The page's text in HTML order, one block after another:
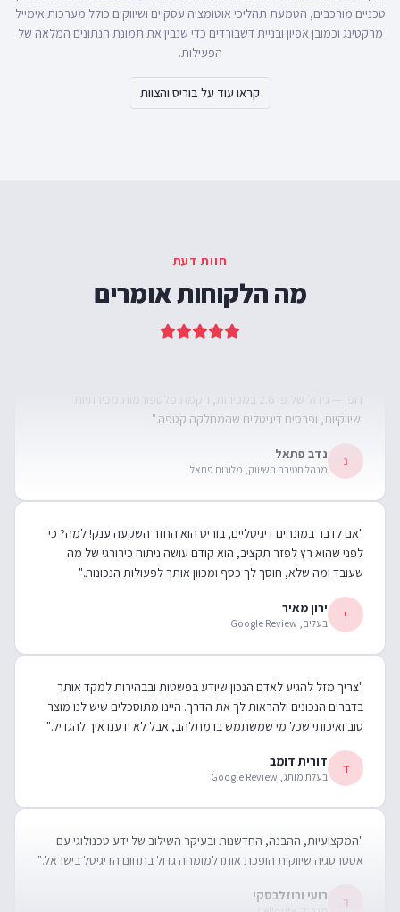
טכניים מורכבים, הטמעת תהליכי אוטומציה עסקיים ושיווקים כולל מערכות אימייל
מרקטינג וכמובן אפיון ובניית דשבורדים כדי שנבין את תמונת הנתונים המלאה של
הפעילות.
קראו עוד על בוריס והצוות
חוות דעת
מה הלקוחות אומריםמנכ״ל, Cellosite
נדב פתאל
"אם לדבר במונחים דיגיטליים, בוריס הוא החזר השקעה ענק! למה? כי
לפני שהוא רץ לפזר תקציב, הוא קודם עושה ניתוח כירורגי של מה
שעובד ומה שלא, חוסך לך כסף ומכוון אותך לפעולות הנכונות."
ירון מאיר
"צריך מזל להגיע לאדם הנכון שיודע בפשטות ובבהירות למקד אותך
בדברים הנכונים ולהראות לך את הדרך. היינו מתוסכלים שיש לנו מוצר
טוב ואיכותי שכל מי שמשתמש בו מתלהב, אבל לא ידענו איך להגדיל."
דורית דומב
"המקצועיות, ההבנה, החדשנות ובעיקר השילוב של ידע טכנולוגי עם
אסטרטגיה שיווקית הופכת אותו למומחה גדול בתחום הדיגיטל בישראל."
רועי ורוזלבסקי